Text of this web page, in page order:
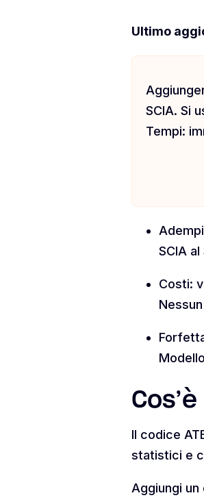
Ultimo
SCIA. Si
Tempi:
SCIA
Costi:
Il codice
statistici e
Aggiungi